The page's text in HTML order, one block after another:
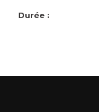
Durée :